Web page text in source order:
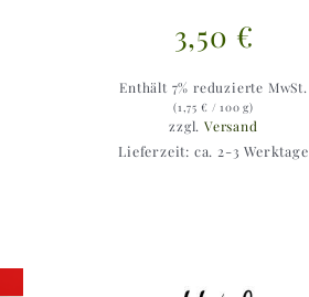
3,50 €
Enthält 7% reduzierte MwSt.
(1,75 € / 100 g)
zzgl.Versand
Lieferzeit: ca. 2-3 Werktage